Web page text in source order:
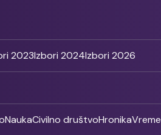
2023Izbori 2024Izbori 2026
NaukaCivilno društvoHronikaVreme